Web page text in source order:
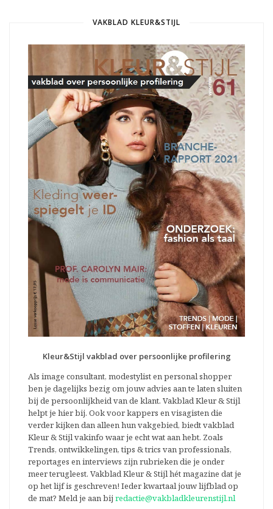
VAKBLAD KLEUR&STIJL
Kleur&Stijl vakblad over persoonlijke profilering
Als image consultant, modestylist en personal shopper
ben je dagelijks bezig om jouw advies aan te laten sluiten
bij de persoonlijkheid van de klant. Vakblad Kleur & Stijl
helpt je hier bij. Ook voor kappers en visagisten die
verder kijken dan alleen hun vakgebied, biedt vakblad
Kleur & Stijl vakinfo waar je echt wat aan hebt. Zoals
Trends, ontwikkelingen, tips & trics van professionals,
reportages en interviews zijn rubrieken die je onder
meer terugleest. Vakblad Kleur & Stijl hét magazine dat je
op het lijf is geschreven! Ieder kwartaal jouw lijfblad op
de mat? Meld je aan bij redactie@vakbladkleurenstijl.nl